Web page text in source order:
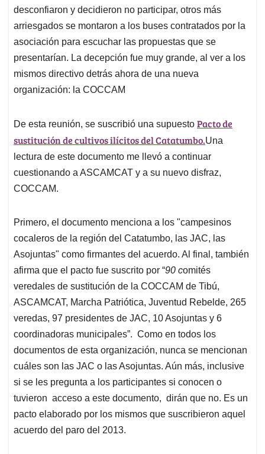
desconfiaron y decidieron no participar, otros más
arriesgados se montaron a los buses contratados por la
asociación para escuchar las propuestas que se
presentarían. La decepción fue muy grande, al ver a los
mismos directivo detrás ahora de una nueva
organización: la COCCAM
De esta reunión, se suscribió una supuesto Pacto de
sustitución de cultivos ilícitos del Catatumbo.Una
lectura de este documento me llevó a continuar
cuestionando a ASCAMCAT y a su nuevo disfraz,
COCCAM.
Primero, el documento menciona a los "campesinos
cocaleros de la región del Catatumbo, las JAC, las
Asojuntas" como firmantes del acuerdo. Al final, también
afirma que el pacto fue suscrito por “90 comités
veredales de sustitución de la COCCAM de Tibú,
ASCAMCAT, Marcha Patriótica, Juventud Rebelde, 265
veredas, 97 presidentes de JAC, 10 Asojuntas y 6
coordinadoras municipales”. Como en todos los
documentos de esta organización, nunca se mencionan
cuáles son las JAC o las Asojuntas. Aún más, inclusive
si se les pregunta a los participantes si conocen o
tuvieron acceso a este documento, dirán que no. Es un
pacto elaborado por los mismos que suscribieron aquel
acuerdo del paro del 2013.